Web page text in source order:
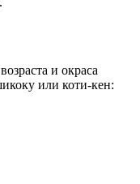
и окраса
или коти-кен: